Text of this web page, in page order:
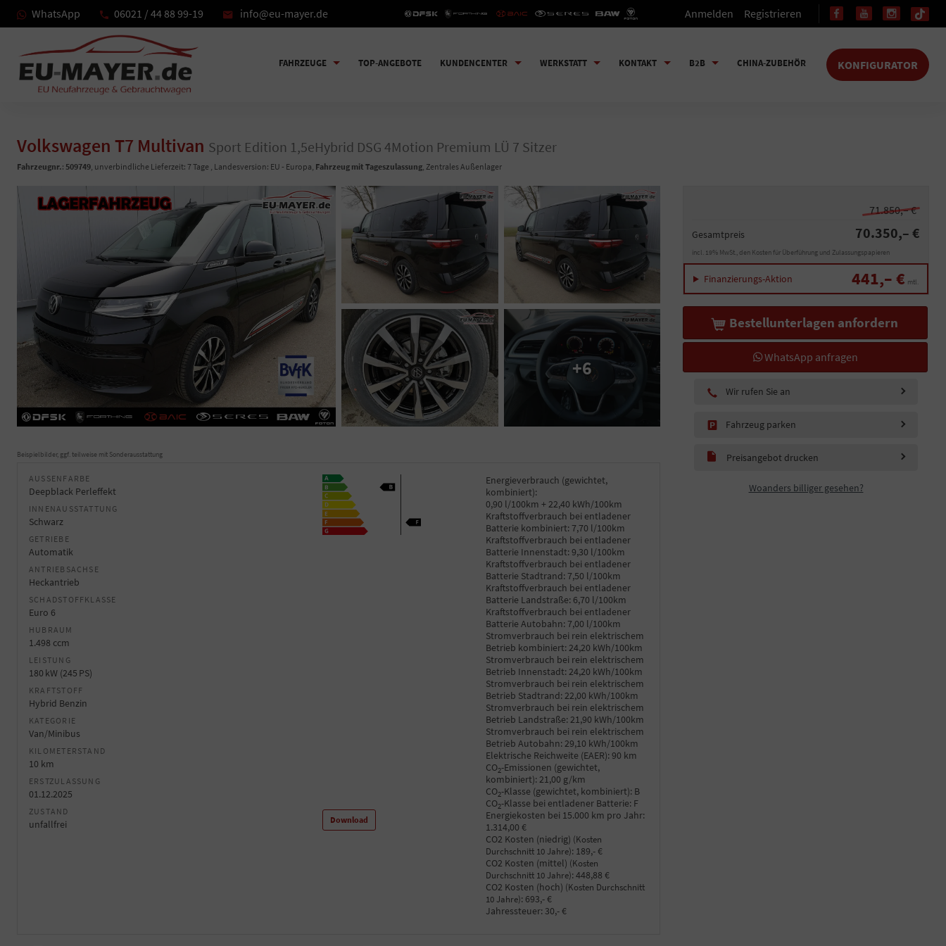
WhatsApp 06021 / 44 88 99-19 info@eu-mayer.de Anmelden Registrieren
FAHRZEUGE TOP-ANGEBOTE KUNDENCENTER WERKSTATT KONTAKT B2B CHINA-ZUBEHÖR KONFIGURATOR
Volkswagen T7 Multivan Sport Edition 1,5eHybrid DSG 4Motion Premium LÜ 7 Sitzer
Fahrzeugnr.: 509749, unverbindliche Lieferzeit: 7 Tage , Landesversion: EU - Europa, Fahrzeug mit Tageszulassung, Zentrales Außenlager
71.850,– €
Gesamtpreis 70.350,– €
incl. 19% MwSt., den Kosten für Überführung und Zulassungspapieren
441,– € mtl.
Finanzierungs-Aktion
WhatsApp anfragen
Bestellunterlagen anfordern
Wir rufen Sie an
Fahrzeug parken
Preisangebot drucken
Woanders billiger gesehen?
+6
Beispielbilder, ggf. teilweise mit Sonderausstattung
AUSSENFARBE
Deepblack Perleffekt
INNENAUSSTATTUNG
Schwarz
GETRIEBE
Automatik
ANTRIEBSACHSE
Heckantrieb
SCHADSTOFFKLASSE
Euro 6
HUBRAUM
1.498 ccm
LEISTUNG
180 kW (245 PS)
KRAFTSTOFF
Hybrid Benzin
KATEGORIE
Van/Minibus
KILOMETERSTAND
10 km
ERSTZULASSUNG
01.12.2025
ZUSTAND
unfallfrei
Energieverbrauch (gewichtet,
kombiniert):
0,90 l/100km + 22,40 kWh/100km
Kraftstoffverbrauch bei entladener
Batterie kombiniert: 7,70 l/100km
Kraftstoffverbrauch bei entladener
Batterie Innenstadt: 9,30 l/100km
Kraftstoffverbrauch bei entladener
Batterie Stadtrand: 7,50 l/100km
Kraftstoffverbrauch bei entladener
Batterie Landstraße: 6,70 l/100km
Kraftstoffverbrauch bei entladener
Batterie Autobahn: 7,00 l/100km
Stromverbrauch bei rein elektrischem
Betrieb kombiniert: 24,20 kWh/100km
Stromverbrauch bei rein elektrischem
Betrieb Innenstadt: 24,20 kWh/100km
Stromverbrauch bei rein elektrischem
Betrieb Stadtrand: 22,00 kWh/100km
Stromverbrauch bei rein elektrischem
Betrieb Landstraße: 21,90 kWh/100km
Stromverbrauch bei rein elektrischem
Betrieb Autobahn: 29,10 kWh/100km
Elektrische Reichweite (EAER): 90 km
CO2-Emissionen (gewichtet,
kombiniert): 21,00 g/km
CO2-Klasse (gewichtet, kombiniert): B
CO2-Klasse bei entladener Batterie: F
Download
Energiekosten bei 15.000 km pro Jahr:
1.314,00 €
CO2 Kosten (niedrig) (Kosten
Durchschnitt 10 Jahre): 189,- €
CO2 Kosten (mittel) (Kosten
Durchschnitt 10 Jahre): 448,88 €
CO2 Kosten (hoch) (Kosten Durchschnitt
10 Jahre): 693,- €
Jahressteuer: 30,- €